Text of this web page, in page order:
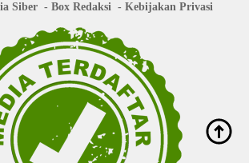
Siber
Box Redaksi Kebijakan Privasi